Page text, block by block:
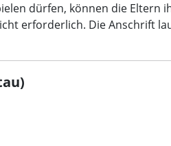
dürfen, können die Eltern
erforderlich. Die Anschrift